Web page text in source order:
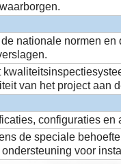
nationale normen
van het project aan
configuraties
de speciale
voor